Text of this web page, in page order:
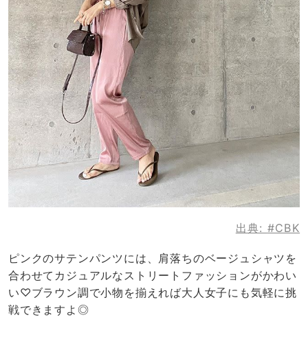
出典: #CBK
ピンクのサテンパンツには、肩落ちのベージュシャツを
合わせてカジュアルなストリートファッションがかわい
い♡ブラウン調で小物を揃えれば大人女子にも気軽に挑
戦できますよ◎